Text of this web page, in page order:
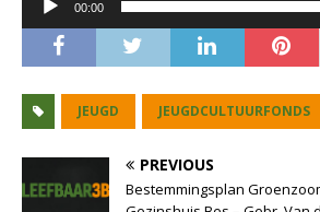
00:00
JEUGD JEUGDCULTUURFONDS
PREVIOUS
Bestemmingsplan